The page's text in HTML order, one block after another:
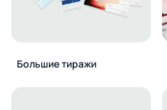
Большие тиражи